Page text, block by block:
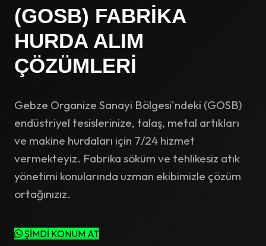
(GOSB) FABRIKA
HURDA ALIM
ÇÖZÜMLERI
Gebze Organize Sanayi Bölgesi'ndeki (GOSB)
endüstriyel tesislerinize, talaş, metal artıkları
ve makine hurdaları için 7/24 hizmet
vermekteyiz. Fabrika söküm ve tehlikesiz atık
yönetimi konularında uzman ekibimizle çözüm
ortağınızız.
ŞİMDİ KONUM AT